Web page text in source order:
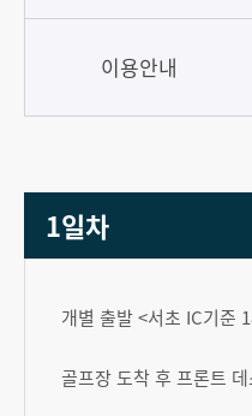
이용안내
1일차
개별 출발 <서초 IC기준
골프장 도착 후 프론트 데